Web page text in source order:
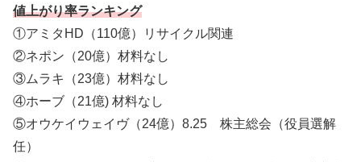
値上がり率ランキング
①アミタHD（110億）リサイクル関連
②ネポン（20億）材料なし
③ムラキ（23億）材料なし
④ホーブ（21億) 材料なし
⑤オウケイウェイヴ（24億）8.25 株主総会（役員選解
任）